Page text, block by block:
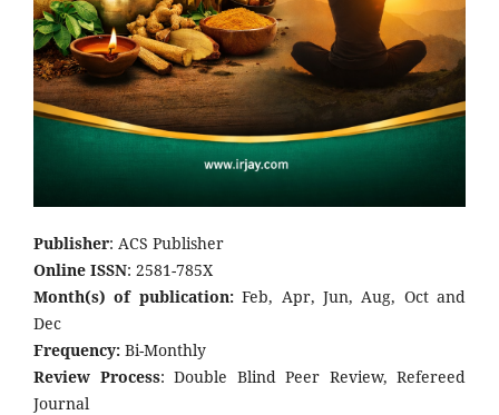
Publisher: ACS Publisher
Online ISSN: 2581-785X
Month(s) of publication:Feb, Apr, Jun, Aug, Oct and
Dec
Frequency: Bi-Monthly
Review Process: Double Blind Peer Review, Refereed
Journal